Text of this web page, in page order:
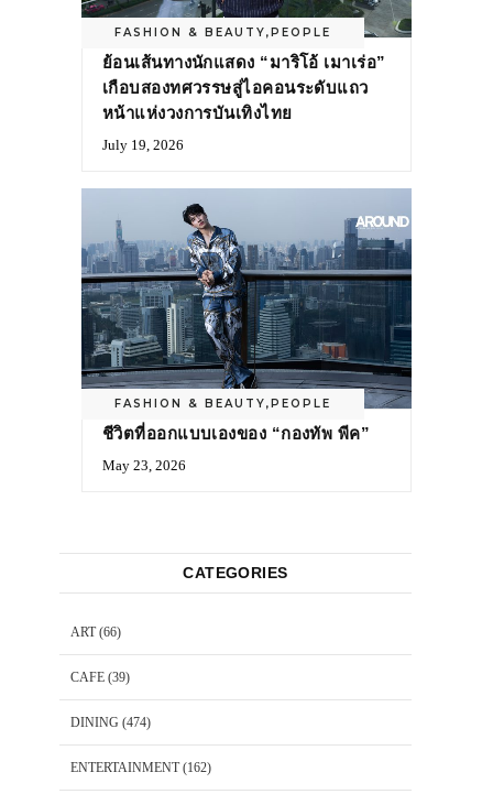
FASHION & BEAUTY,PEOPLE
ย้อนเส้นทางนักแสดง “มาริโอ้ เมาเร่อ”
เกือบสองทศวรรษสู่ไอคอนระดับแถว
หน้าแห่งวงการบันเทิงไทย
July 19, 2026
FASHION & BEAUTY,PEOPLE
ชีวิตที่ออกแบบเองของ “กองทัพ พีค”
May 23, 2026
CATEGORIES
ART(66)
CAFE (39)
DINING (474)
ENTERTAINMENT(162)